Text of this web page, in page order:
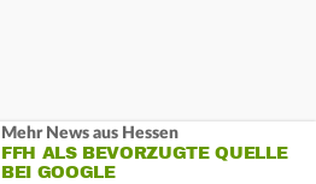
Mehr News aus Hessen
FFH ALS BEVORZUGTE QUELLE
BEI GOOGLE